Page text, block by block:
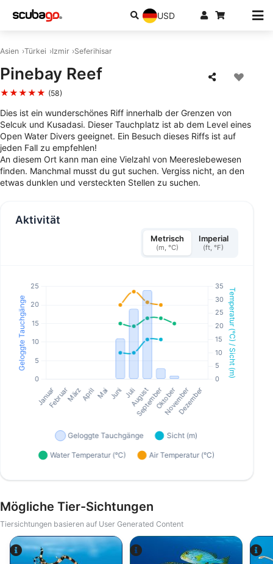
USD
Asien Türkei Izmir Seferihisar
Pinebay Reef
★★★★★ (58)
Dies ist ein wunderschönes Riff innerhalb der Grenzen von
Selcuk und Kusadasi. Dieser Tauchplatz ist ab dem Level eines
Open Water Divers geeignet. Ein Besuch dieses Riffs ist auf
jeden Fall zu empfehlen!
An diesem Ort kann man eine Vielzahl von Meereslebewesen
finden. Manchmal musst du gut suchen. Vergiss nicht, an den
etwas dunklen und versteckten Stellen zu suchen.
Aktivität
Metrisch
(m, °C)
Imperial
(ft, °F)
Mögliche Tier-Sichtungen
Tiersichtungen basieren auf User Generated Content